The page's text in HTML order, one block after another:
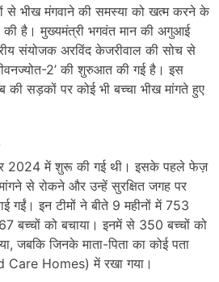
से भीख मंगवाने की समस्या को खत्म करने के
है। मुख्यमंत्री भगवंत मान की अगुआई
संयोजक अरविंद केजरीवाल की सोच से
2’ की शुरुआत की गई है। इस
सड़कों पर कोई भी बच्चा भीख मांगते हुए
2024 में शुरू की गई थी। इसके पहले फेज़
से रोकने और उन्हें सुरक्षित जगह पर
गईं। इन टीमों ने बीते 9 महीनों में 753
बच्चों को बचाया। इनमें से 350 बच्चों को
जबकि जिनके माता-पिता का कोई पता
Care Homes) में रखा गया।